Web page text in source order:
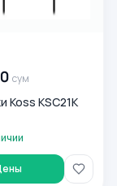
сум
Koss KSC21K